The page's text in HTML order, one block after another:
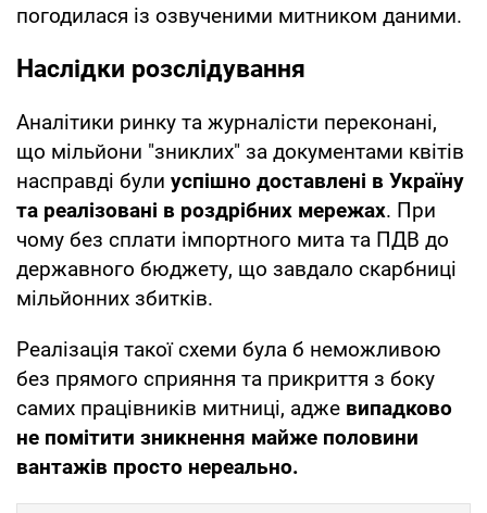
погодилася із озвученими митником даними.
Наслідки розслідування
Аналітики ринку та журналісти переконані,
що мільйони "зниклих" за документами квітів
насправді були успішно доставлені в Україну
та реалізовані в роздрібних мережах. При
чому без сплати імпортного мита та ПДВ до
державного бюджету, що завдало скарбниці
мільйонних збитків.
Реалізація такої схеми була б неможливою
без прямого сприяння та прикриття з боку
самих працівників митниці, адже випадково
не помітити зникнення майже половини
вантажів просто нереально.